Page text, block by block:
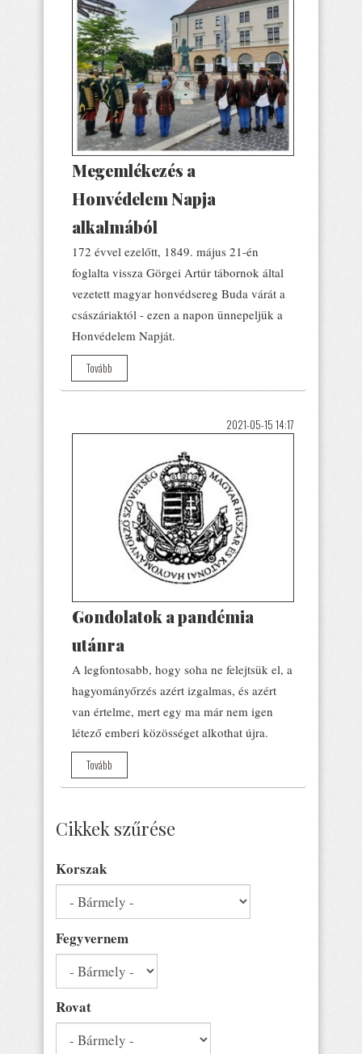
Megemlékezés a
Honvédelem Napja
alkalmából
172 évvel ezelőtt, 1849. május 21-én
foglalta vissza Görgei Artúr tábornok által
vezetett magyar honvédsereg Buda várát a
császáriaktól - ezen a napon ünnepeljük a
Honvédelem Napját.
Tovább
2021-05-15 14:17
Gondolatok a pandémia
utánra
A legfontosabb, hogy soha ne felejtsük el, a
hagyományőrzés azért izgalmas, és azért
van értelme, mert egy ma már nem igen
létező emberi közösséget alkothat újra.
Tovább
Cikkek szűrése
Korszak
Fegyvernem
Rovat